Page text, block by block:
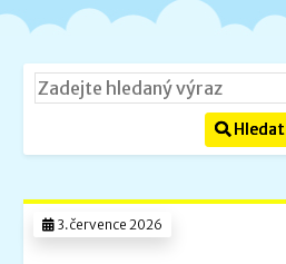
Hledat
3.července 2026